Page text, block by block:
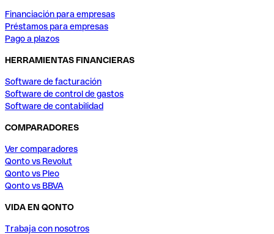
Financiación para empresas
Préstamos para empresas
Pago a plazos
HERRAMIENTAS FINANCIERAS
Software de facturación
Software de control de gastos
Software de contabilidad
COMPARADORES
Ver comparadores
Qonto vs Revolut
Qonto vs Pleo
Qonto vs BBVA
VIDA EN QONTO
Trabaja con nosotros